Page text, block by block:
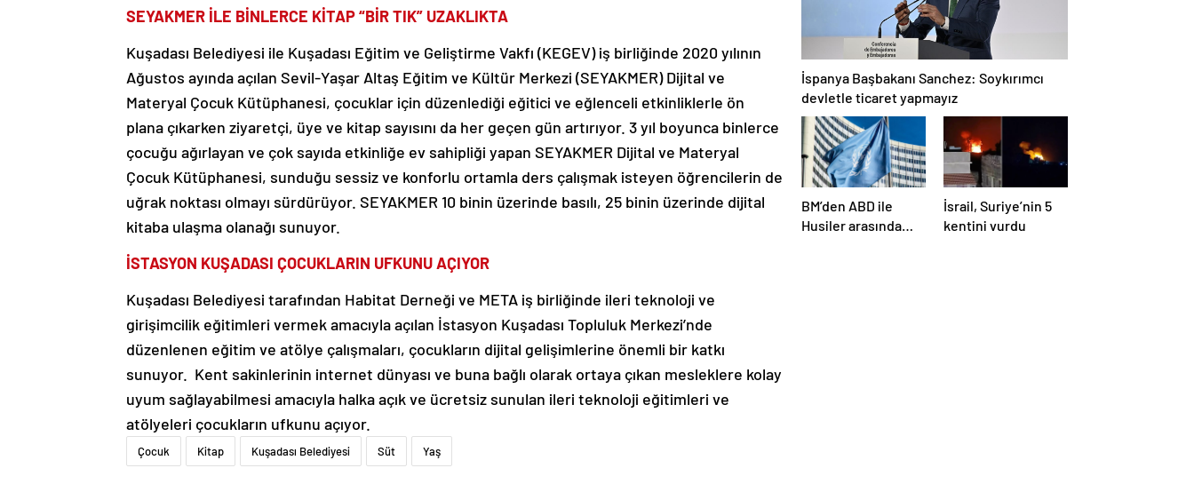
SEYAKMER İLE BİNLERCE KİTAP “BİR TIK” UZAKLIKTA
Kuşadası Belediyesi ile Kuşadası Eğitim ve Geliştirme Vakfı (KEGEV) iş birliğinde 2020 yılının
Ağustos ayında açılan Sevil-Yaşar Altaş Eğitim ve Kültür Merkezi (SEYAKMER) Dijital ve
Materyal Çocuk Kütüphanesi, çocuklar için düzenlediği eğitici ve eğlenceli etkinliklerle ön
plana çıkarken ziyaretçi, üye ve kitap sayısını da her geçen gün artırıyor. 3 yıl boyunca binlerce
çocuğu ağırlayan ve çok sayıda etkinliğe ev sahipliği yapan SEYAKMER Dijital ve Materyal
Çocuk Kütüphanesi, sunduğu sessiz ve konforlu ortamla ders çalışmak isteyen öğrencilerin de
uğrak noktası olmayı sürdürüyor. SEYAKMER 10 binin üzerinde basılı, 25 binin üzerinde dijital
kitaba ulaşma olanağı sunuyor.
İSTASYON KUŞADASI ÇOCUKLARIN UFKUNU AÇIYOR
Kuşadası Belediyesi tarafından Habitat Derneği ve META iş birliğinde ileri teknoloji ve
girişimcilik eğitimleri vermek amacıyla açılan İstasyon Kuşadası Topluluk Merkezi’nde
düzenlenen eğitim ve atölye çalışmaları, çocukların dijital gelişimlerine önemli bir katkı
sunuyor. Kent sakinlerinin internet dünyası ve buna bağlı olarak ortaya çıkan mesleklere kolay
uyum sağlayabilmesi amacıyla halka açık ve ücretsiz sunulan ileri teknoloji eğitimleri ve
atölyeleri çocukların ufkunu açıyor.
Çocuk Kitap Kuşadası Belediyesi Süt Yaş
İspanya Başbakanı Sanchez: Soykırımcı
devletle ticaret yapmayız
BM’den ABD ile
Husiler arasında
İsrail, Suriye’nin 5
kentini vurdu